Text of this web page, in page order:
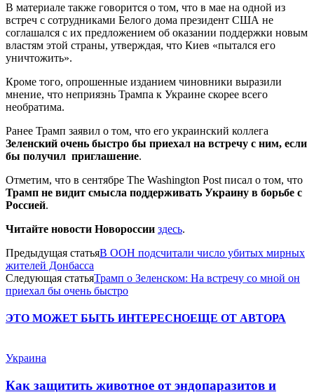
В материале также говорится о том, что в мае на одной из
встреч с сотрудниками Белого дома президент США не
соглашался с их предложением об оказании поддержки новым
властям этой страны, утверждая, что Киев «пытался его
уничтожить».
Кроме того, опрошенные изданием чиновники выразили
мнение, что неприязнь Трампа к Украине скорее всего
необратима.
Ранее Трамп заявил о том, что его украинский коллега
Зеленский очень быстро бы приехал на встречу с ним, если
бы получил приглашение.
Отметим, что в сентябре The Washington Post писал о том, что
Трамп не видит смысла поддерживать Украину в борьбе с
Россией.
Читайте новости Новороссии здесь.
Предыдущая статьяВ ООН подсчитали число убитых мирных
жителей Донбасса
Следующая статьяТрамп о Зеленском: На встречу со мной он
приехал бы очень быстро
ЭТО МОЖЕТ БЫТЬ ИНТЕРЕСНОЕЩЕ ОТ АВТОРА
Украина
Как защитить животное от эндопаразитов и